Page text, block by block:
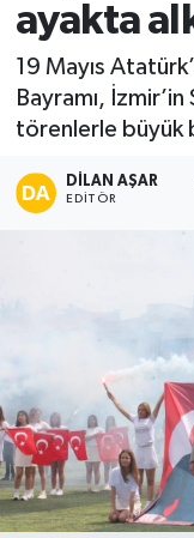
ayakta
19 Mayıs
Bayramı,
törenlerle büyük
DILAN AŞAR
EDITÖR
Sağlık
Siyaset
Magazin
Teknoloji
Tatil ve
Çevre
Süper Lig
Tüm
Son Dakika